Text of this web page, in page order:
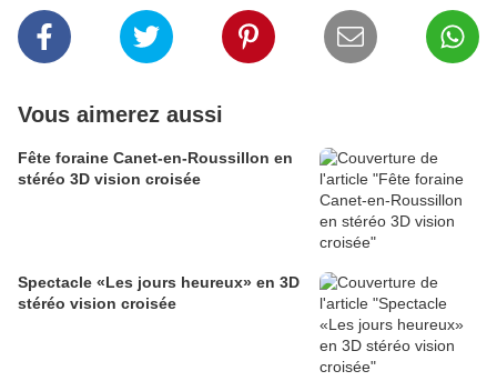
Vous aimerez aussi
Fête foraine Canet-en-Roussillon en
stéréo 3D vision croisée
Spectacle «Les jours heureux» en 3D
stéréo vision croisée